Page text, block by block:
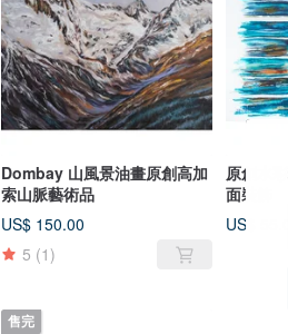
Dombay 山風景油畫原創高加
索山脈藝術品
US$ 150.00
5 (1)
原創水
面裝飾
US$ 55.00
售完